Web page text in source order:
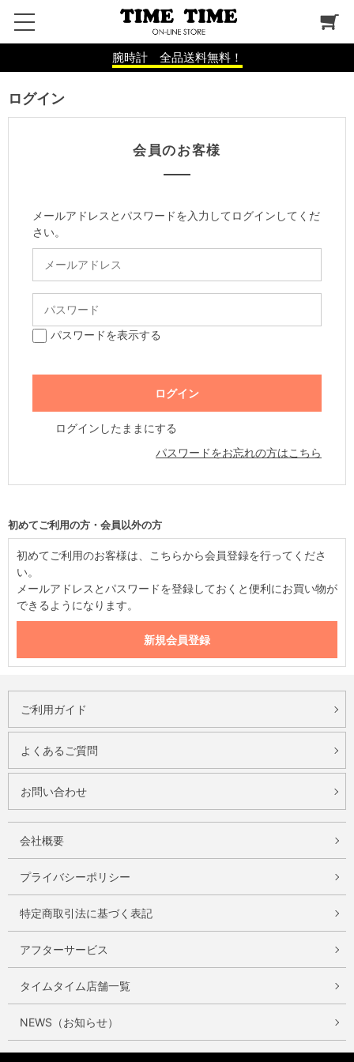
腕時計 全品送料無料！
ログイン
会員のお客様
メールアドレスとパスワードを入力してログインしてくだ
さい。
パスワードを表示する
ログインしたままにする
パスワードをお忘れの方はこちら
初めてご利用の方・会員以外の方
初めてご利用のお客様は、こちらから会員登録を行ってくださ
い。
メールアドレスとパスワードを登録しておくと便利にお買い物が
できるようになります。
ご利用ガイド
よくあるご質問
お問い合わせ
会社概要
プライバシーポリシー
特定商取引法に基づく表記
アフターサービス
タイムタイム店舗一覧
NEWS（お知らせ）